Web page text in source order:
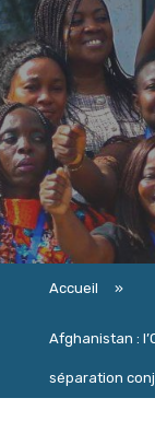
Accueil »
Afghanistan :
séparation